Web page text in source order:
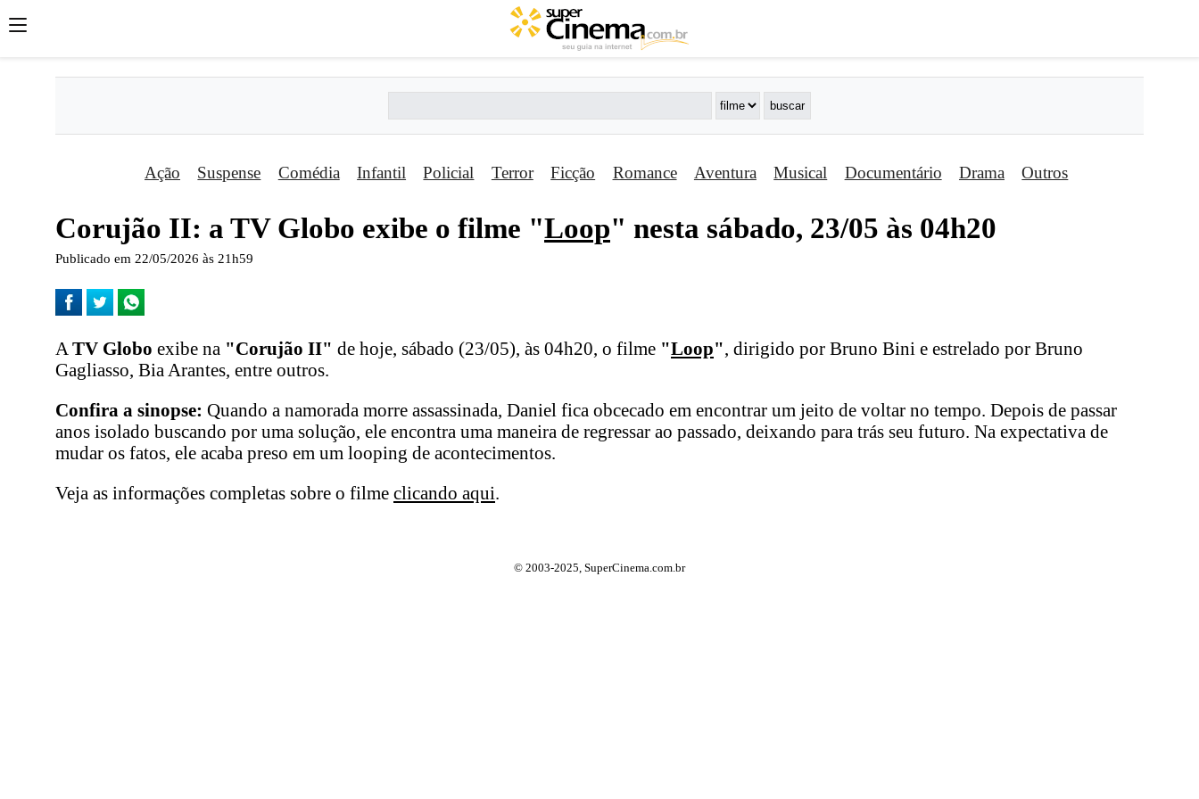
Ação Suspense Comédia Infantil Policial Terror Ficção Romance Aventura Musical Documentário Drama Outros
Corujão II: a TV Globo exibe o filme "Loop" nesta sábado, 23/05 às 04h20
Publicado em 22/05/2026 às 21h59
A TV Globo exibe na "Corujão II" de hoje, sábado (23/05), às 04h20, o filme "Loop", dirigido por Bruno Bini e estrelado por Bruno
Gagliasso, Bia Arantes, entre outros.
Confira a sinopse: Quando a namorada morre assassinada, Daniel fica obcecado em encontrar um jeito de voltar no tempo. Depois de passar
anos isolado buscando por uma solução, ele encontra uma maneira de regressar ao passado, deixando para trás seu futuro. Na expectativa de
mudar os fatos, ele acaba preso em um looping de acontecimentos.
Veja as informações completas sobre o filme clicando aqui.
© 2003-2025, SuperCinema.com.br